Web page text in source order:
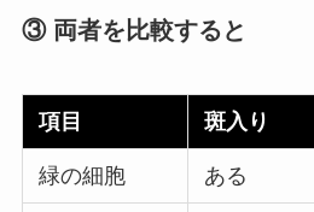
③ 両者を比較すると
項目 斑入り
緑の細胞 ある